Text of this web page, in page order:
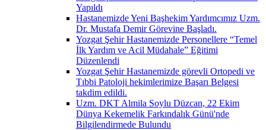
Yapıldı
Hastanemizde Yeni Başhekim Yardımcımız Uzm.
Dr. Mustafa Demir Görevine Başladı.
Yozgat Şehir Hastanemizde Personellere “Temel
İlk Yardım ve Acil Müdahale” Eğitimi
Düzenlendi
Yozgat Şehir Hastanemizde görevli Ortopedi ve
Tıbbi Patoloji hekimlerimize Başarı Belgesi
takdim edildi.
Uzm. DKT Almila Soylu Düzcan, 22 Ekim
Dünya Kekemelik Farkındalık Günü'nde
Bilgilendirmede Bulundu